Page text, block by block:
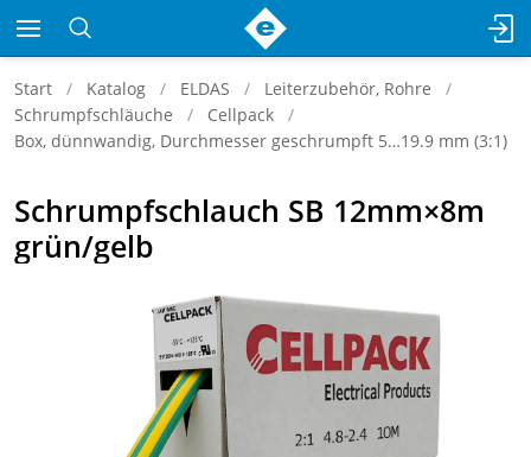
Start Katalog ELDAS
Leiterzubehör, Rohre
Schrumpfschläuche
Cellpack
Box, dünnwandig, Durchmesser geschrumpft 5…19.9 mm (3:1)
Schrumpfschlauch SB 12mm×8m
grün/gelb